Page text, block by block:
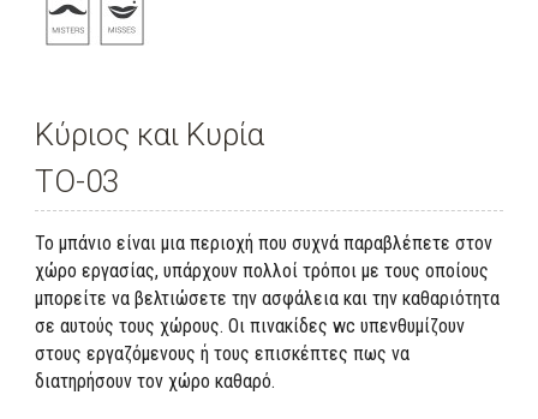
Κύριος και Κυρία
TO-03
To μπάνιo είναι μια περιοχή που συχνά παραβλέπετε στον
χώρο εργασίας, υπάρχουν πολλοί τρόποι με τους οποίους
μπορείτε να βελτιώσετε την ασφάλεια και την καθαριότητα
σε αυτούς τους χώρους. Οι πινακίδες wc υπενθυμίζουν
στους εργαζόμενους ή τους επισκέπτες πως να
διατηρήσουν τον χώρο καθαρό.